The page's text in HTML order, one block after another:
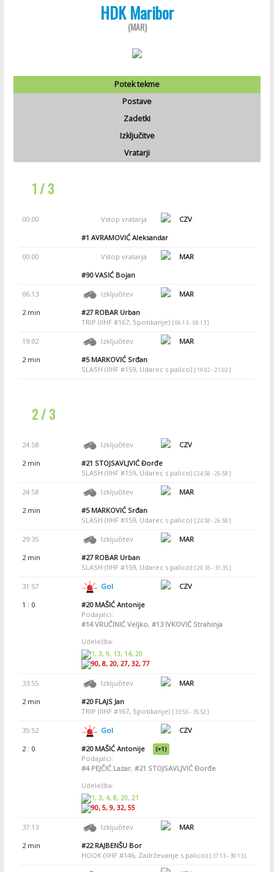
HDK Maribor
(MAR)
Potek tekme
Postave
Zadetki
Izključitve
Vratarji
1 / 3
00:00 Vstop vratarja
CZV
#1 AVRAMOVIĆ Aleksandar
00:00 Vstop vratarja
MAR
#90VASIĆ Bojan
06:13 Izključitev
MAR
2 min
#27ROBAR Urban
TRIP (IIHF #167, Spotikanje) [ 06:13 - 08:13 ]
19:02 Izključitev
MAR
2 min
#5MARKOVIĆ Srđan
SLASH (IIHF #159, Udarec s palico) [ 19:02 - 21:02 ]
2 / 3
24:58 Izključitev
CZV
2 min
#21 STOJSAVLJVIĆ Đorđe
SLASH (IIHF #159, Udarec s palico) [ 24:58 - 26:58 ]
24:58 Izključitev
MAR
2 min
#5MARKOVIĆ Srđan
SLASH (IIHF #159, Udarec s palico) [ 24:58 - 26:58 ]
29:35 Izključitev
MAR
2 min
#27ROBAR Urban
SLASH (IIHF #159, Udarec s palico) [ 29:35 - 31:35 ]
31:57 Gol
CZV
1 : 0
#20MAŠIĆ Antonije
Podajalci:
#14VRUČINIĆ Veljko, #13IVKOVIĆ Strahinja
Udeležba:
1, 3, 9, 13, 14, 20
90, 8, 20, 27, 32, 77
33:55 Izključitev
MAR
2 min
#20FLAJS Jan
TRIP (IIHF #167, Spotikanje) [ 33:55 - 35:52 ]
35:52 Gol
CZV
2 : 0
#20MAŠIĆ Antonije (+1)
Podajalci:
#4PEJČIĆ Lazar, #21 STOJSAVLJVIĆ Đorđe
Udeležba:
1, 3, 4, 8, 20, 21
90, 5, 9, 32, 55
37:13 Izključitev
MAR
2 min
#22RAJBENŠU Bor
HOOK (IIHF #146, Zadrževanje s palico) [ 37:13 - 39:13 ]